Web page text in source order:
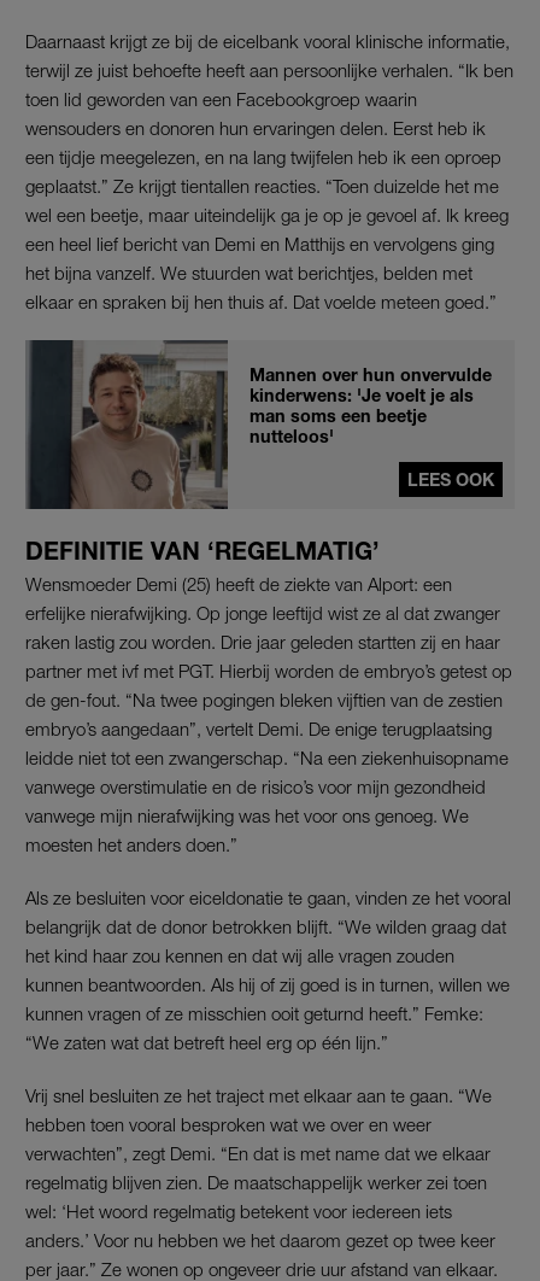
Daarnaast krijgt ze bij de eicelbank vooral klinische informatie,
terwijl ze juist behoefte heeft aan persoonlijke verhalen. “Ik ben
toen lid geworden van een Facebookgroep waarin
wensouders en donoren hun ervaringen delen. Eerst heb ik
een tijdje meegelezen, en na lang twijfelen heb ik een oproep
geplaatst.” Ze krijgt tientallen reacties. “Toen duizelde het me
wel een beetje, maar uiteindelijk ga je op je gevoel af. Ik kreeg
een heel lief bericht van Demi en Matthijs en vervolgens ging
het bijna vanzelf. We stuurden wat berichtjes, belden met
elkaar en spraken bij hen thuis af. Dat voelde meteen goed.”
Mannen over hun onvervulde
kinderwens: 'Je voelt je als
man soms een beetje
nutteloos'
LEES OOK
DEFINITIE VAN ‘REGELMATIG’
Wensmoeder Demi (25) heeft de ziekte van Alport: een
erfelijke nierafwijking. Op jonge leeftijd wist ze al dat zwanger
raken lastig zou worden. Drie jaar geleden startten zij en haar
partner met ivf met PGT. Hierbij worden de embryo’s getest op
de gen-fout. “Na twee pogingen bleken vijftien van de zestien
embryo’s aangedaan”, vertelt Demi. De enige terugplaatsing
leidde niet tot een zwangerschap. “Na een ziekenhuisopname
vanwege overstimulatie en de risico’s voor mijn gezondheid
vanwege mijn nierafwijking was het voor ons genoeg. We
moesten het anders doen.”
Als ze besluiten voor eiceldonatie te gaan, vinden ze het vooral
belangrijk dat de donor betrokken blijft. “We wilden graag dat
het kind haar zou kennen en dat wij alle vragen zouden
kunnen beantwoorden. Als hij of zij goed is in turnen, willen we
kunnen vragen of ze misschien ooit geturnd heeft.” Femke:
“We zaten wat dat betreft heel erg op één lijn.”
Vrij snel besluiten ze het traject met elkaar aan te gaan. “We
hebben toen vooral besproken wat we over en weer
verwachten”, zegt Demi. “En dat is met name dat we elkaar
regelmatig blijven zien. De maatschappelijk werker zei toen
wel: ‘Het woord regelmatig betekent voor iedereen iets
anders.’ Voor nu hebben we het daarom gezet op twee keer
per jaar.” Ze wonen op ongeveer drie uur afstand van elkaar.